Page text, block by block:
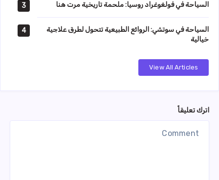
3 السياحة في فولغوغراد روسيا: ملحمة تاريخية مرت هنا
4
السياحة في سوتشي: الروائع الطبيعية تتحول لطرق علاجية
خيالية
View All Articles
اترك تعليقاً